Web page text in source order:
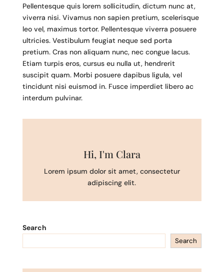
Pellentesque quis lorem sollicitudin, dictum nunc at,
viverra nisi. Vivamus non sapien pretium, scelerisque
leo vel, maximus tortor. Pellentesque viverra posuere
ultricies. Vestibulum feugiat neque sed porta
pretium. Cras non aliquam nunc, nec congue lacus.
Etiam turpis eros, cursus eu nulla ut, hendrerit
suscipit quam. Morbi posuere dapibus ligula, vel
tincidunt nisi euismod in. Fusce imperdiet libero ac
interdum pulvinar.
Hi, I'm Clara
Lorem ipsum dolor sit amet, consectetur
adipiscing elit.
Search
Search